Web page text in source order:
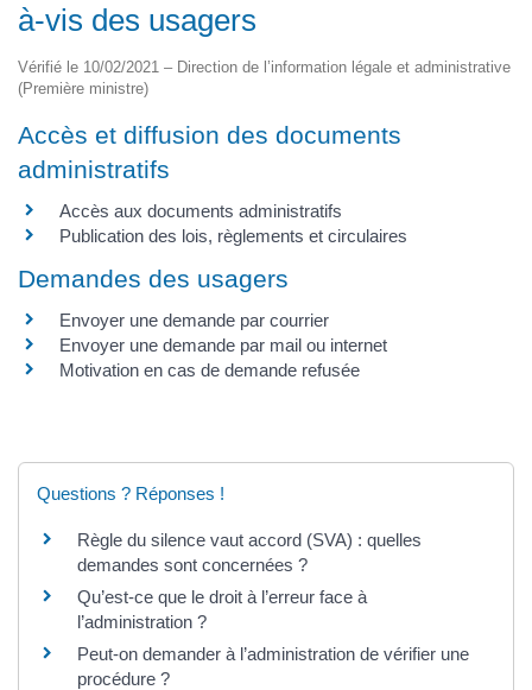
à-vis des usagers
Vérifié le 10/02/2021 – Direction de l’information légale et administrative
(Première ministre)
Accès et diffusion des documents
administratifs
Accès aux documents administratifs
Publication des lois, règlements et circulaires
Demandes des usagers
Envoyer une demande par courrier
Envoyer une demande par mail ou internet
Motivation en cas de demande refusée
Questions ? Réponses !
Règle du silence vaut accord (SVA) : quelles
demandes sont concernées ?
Qu’est-ce que le droit à l’erreur face à
l’administration ?
Peut-on demander à l’administration de vérifier une
procédure ?